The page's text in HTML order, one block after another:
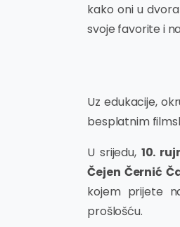
kako oni u
svoje favorite i
Uz edukacije,
besplatnim
U srijedu, 10.
Čejen Černić
kojem prijete
prošlošću.